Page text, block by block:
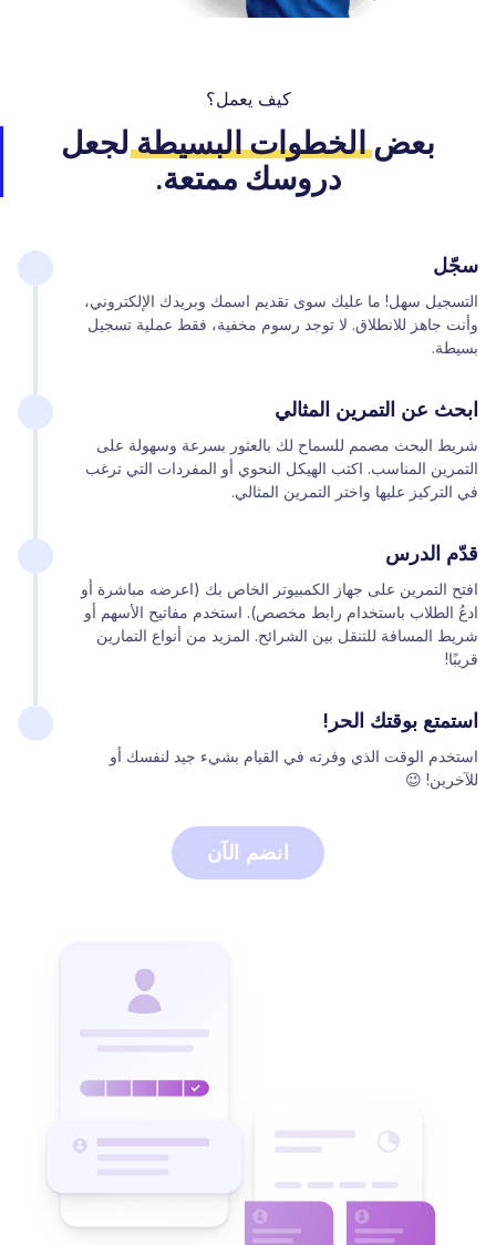
كيف يعمل؟
بعضالخطوات البسيطة لجعل
دروسك ممتعة.
سجّل
التسجيل سهل! ما عليك سوى تقديم اسمك وبريدك الإلكتروني،
وأنت جاهز للانطلاق. لا توجد رسوم مخفية، فقط عملية تسجيل
بسيطة.
ابحث عن التمرين المثالي
شريط البحث مصمم للسماح لك بالعثور بسرعة وسهولة على
التمرين المناسب. اكتب الهيكل النحوي أو المفردات التي ترغب
في التركيز عليها واختر التمرين المثالي.
قدّم الدرس
افتح التمرين على جهاز الكمبيوتر الخاص بك (اعرضه مباشرة أو
ادعُ الطلاب باستخدام رابط مخصص). استخدم مفاتيح الأسهم أو
شريط المسافة للتنقل بين الشرائح. المزيد من أنواع التمارين
قريبًا!
استمتع بوقتك الحر!
استخدم الوقت الذي وفرته في القيام بشيء جيد لنفسك أو
للآخرين! 😉
انضم الآن